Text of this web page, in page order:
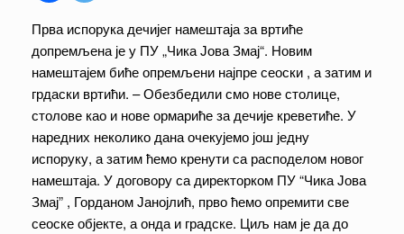
Прва испорука дечијег намештаја за вртиће
допремљена је у ПУ „Чика Јова Змај“. Новим
намештајем биће опремљени најпре сеоски , а затим и
грдаски вртићи. – Обезбедили смо нове столице,
столове као и нове ормариће за дечије креветиће. У
наредних неколико дана очекујемо још једну
испоруку, а затим ћемо кренути са расподелом новог
намештаја. У договору са директорком ПУ “Чика Јова
Змај” , Горданом Јанојлић, прво ћемо опремити све
сеоске објекте, а онда и градске. Циљ нам је да до